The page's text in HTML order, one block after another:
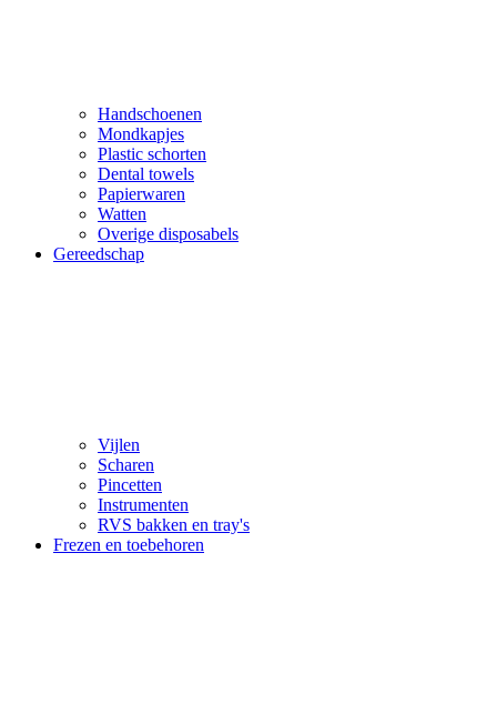
Handschoenen
Mondkapjes
Plastic schorten
Dental towels
Papierwaren
Watten
Overige disposabels
Gereedschap
Vijlen
Scharen
Pincetten
Instrumenten
RVS bakken en tray's
Frezen en toebehoren